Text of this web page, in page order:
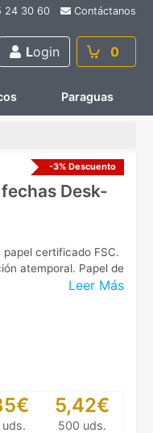
24 30 60 Contáctanos
Login 0
Paraguas
-3% Descuento
Desk-
Leer Más
certificado FSC.
atemporal. Papel de
5,42€
500 uds.